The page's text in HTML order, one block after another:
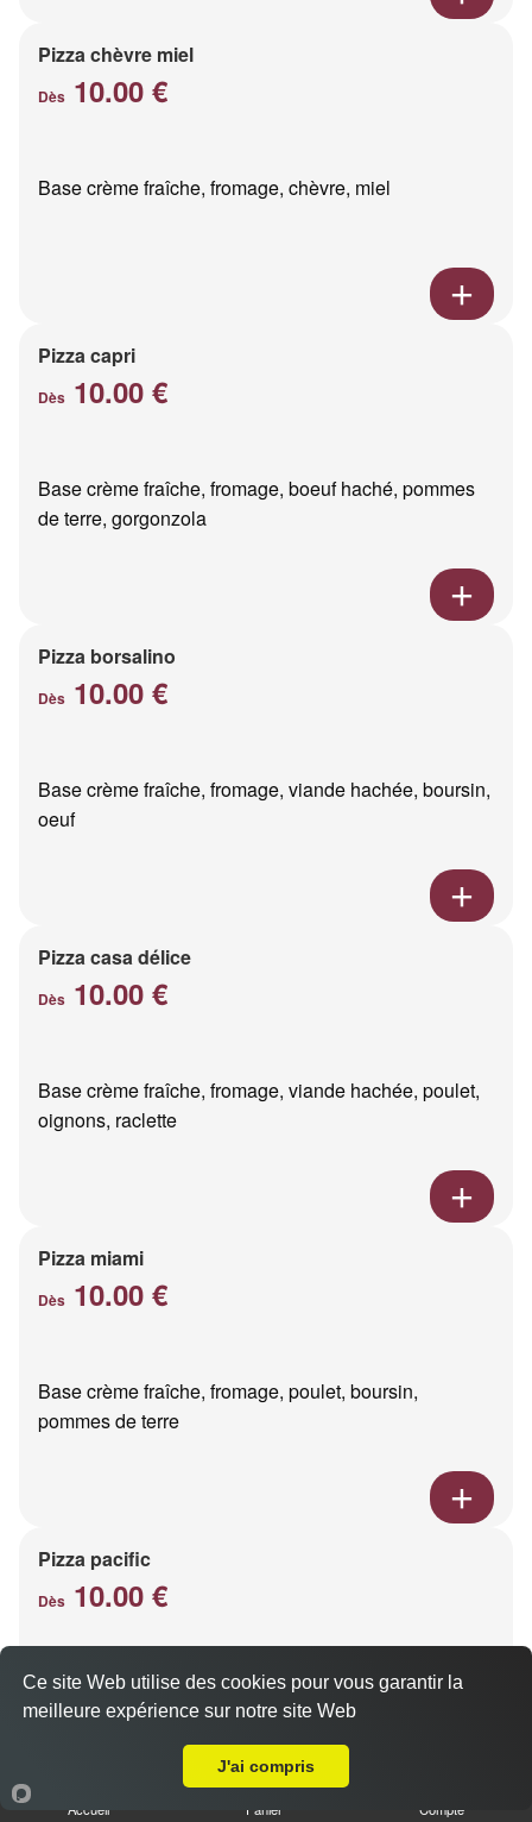
Pizza chèvre miel
Dès 10.00 €
Base crème fraîche, fromage, chèvre, miel
Pizza capri
Dès 10.00 €
Base crème fraîche, fromage, boeuf haché, pommes
de terre, gorgonzola
Pizza borsalino
Dès 10.00 €
Base crème fraîche, fromage, viande hachée, boursin,
oeuf
Pizza casa délice
Dès 10.00 €
Base crème fraîche, fromage, viande hachée, poulet,
oignons, raclette
Pizza miami
Dès 10.00 €
Base crème fraîche, fromage, poulet, boursin,
pommes de terre
Pizza pacific
Dès 10.00 €
Base crème fraîche, fromage, saumon fumé
Accueil Panier Compte
Ce site Web utilise des cookies pour vous garantir la
meilleure expérience sur notre site Web
J'ai compris